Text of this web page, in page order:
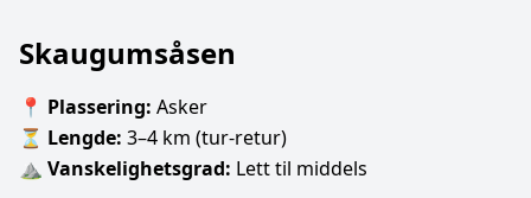
Skaugumsåsen
📍 Plassering: Asker
⏳ Lengde: 3–4 km (tur-retur)
⛰ Vanskelighetsgrad: Lett til middels